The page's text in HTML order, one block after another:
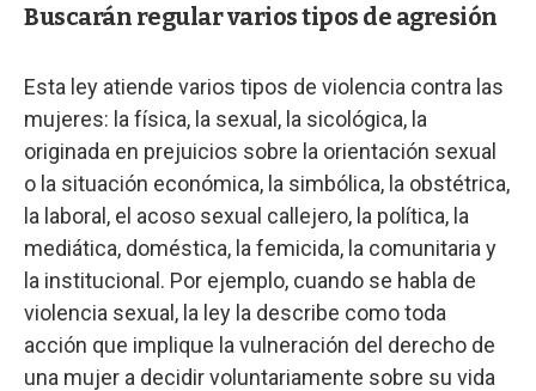
Buscarán regular varios tipos de agresión
Esta ley atiende varios tipos de violencia contra las
mujeres: la física, la sexual, la sicológica, la
originada en prejuicios sobre la orientación sexual
o la situación económica, la simbólica, la obstétrica,
la laboral, el acoso sexual callejero, la política, la
mediática, doméstica, la femicida, la comunitaria y
la institucional. Por ejemplo, cuando se habla de
violencia sexual, la ley la describe como toda
acción que implique la vulneración del derecho de
una mujer a decidir voluntariamente sobre su vida